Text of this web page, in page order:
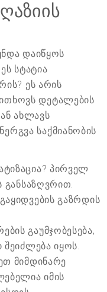
დაიწყოს
სტატია
ეს არის
დეტალების
ახლავს
საქმიანობის
პირველ
განსაზღვრით.
გაზრდის
გაუმჯობესება,
შეიძლება იყოს.
მიმდინარე
იმის